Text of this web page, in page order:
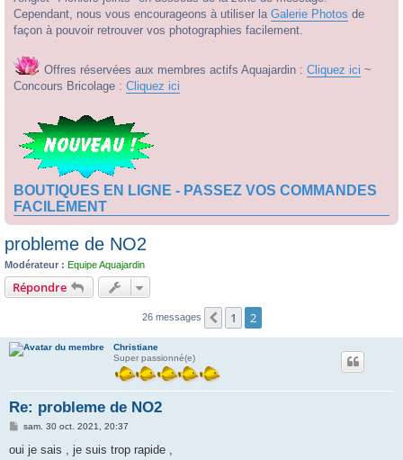
Cependant, nous vous encourageons à utiliser la Galerie Photos de
façon à pouvoir retrouver vos photographies facilement.
Offres réservées aux membres actifs Aquajardin : Cliquez ici ~
Concours Bricolage : Cliquez ici
BOUTIQUES EN LIGNE - PASSEZ VOS COMMANDES
FACILEMENT
probleme de NO2
Modérateur : Equipe Aquajardin
Répondre
26 messages Précédente
1 2
Christiane
Super passionné(e)
Re: probleme de NO2
M
s
sam. 30 oct. 2021, 20:37
oui je sais , je suis trop rapide ,